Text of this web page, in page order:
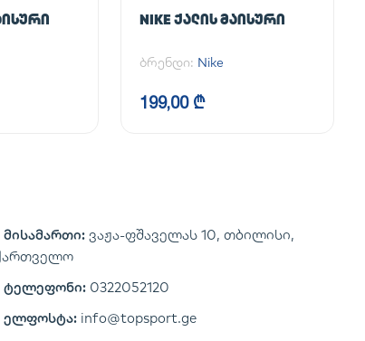
NIKE ᲥᲐᲚᲘᲡ ᲛᲐᲘᲡᲣᲠᲘ
ბრენდი: Nike
199,00 ₾
მისამართი: ვაჟა-ფშაველას 10, თბილისი,
ტელეფონი: 0322052120
ელფოსტა: info@topsport.ge